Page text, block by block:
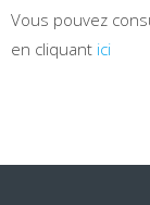
Vous pouvez
en cliquant ici